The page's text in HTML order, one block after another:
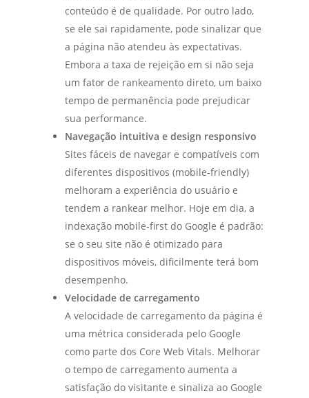
conteúdo é de qualidade. Por outro lado,
se ele sai rapidamente, pode sinalizar que
a página não atendeu às expectativas.
Embora a taxa de rejeição em si não seja
um fator de rankeamento direto, um baixo
tempo de permanência pode prejudicar
sua performance.
Navegação intuitiva e design responsivo
Sites fáceis de navegar e compatíveis com
diferentes dispositivos (mobile-friendly)
melhoram a experiência do usuário e
tendem a rankear melhor. Hoje em dia, a
indexação mobile-first do Google é padrão:
se o seu site não é otimizado para
dispositivos móveis, dificilmente terá bom
desempenho.
Velocidade de carregamento
A velocidade de carregamento da página é
uma métrica considerada pelo Google
como parte dos Core Web Vitals. Melhorar
o tempo de carregamento aumenta a
satisfação do visitante e sinaliza ao Google